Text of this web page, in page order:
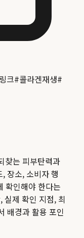
크#콜라겐재생#
찾는 피부탄력과
장소, 소비자 행
확인해야 한다는
실제 확인 지점, 최
배경과 활용 포인